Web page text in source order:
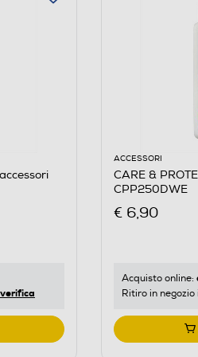
verifica
ACCESSORI
CARE &
CPP250DWE
€ 6,90
Acquisto online:
Ritiro in